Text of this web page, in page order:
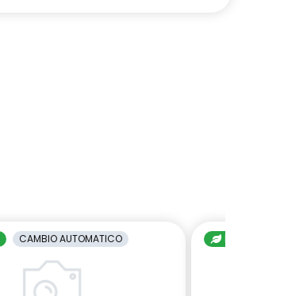
CAMBIO AUTOMATICO ECOBONUS